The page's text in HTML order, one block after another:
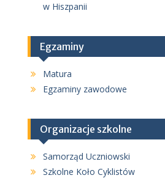
w Hiszpanii
Egzaminy
Matura
Egzaminy zawodowe
Organizacje szkolne
Samorząd Uczniowski
Szkolne Koło Cyklistów